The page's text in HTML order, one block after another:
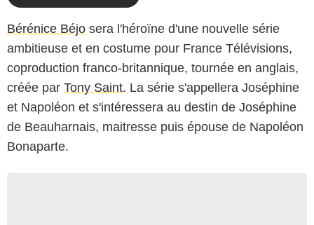
Bérénice Béjo sera l'héroïne d'une nouvelle série
ambitieuse et en costume pour France Télévisions,
coproduction franco-britannique, tournée en anglais,
créée par Tony Saint. La série s'appellera Joséphine
et Napoléon et s'intéressera au destin de Joséphine
de Beauharnais, maitresse puis épouse de Napoléon
Bonaparte.